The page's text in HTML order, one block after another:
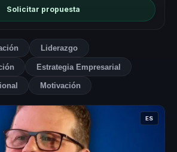
Solicitar propuesta
Liderazgo
Estrategia Empresarial
Motivación
ES